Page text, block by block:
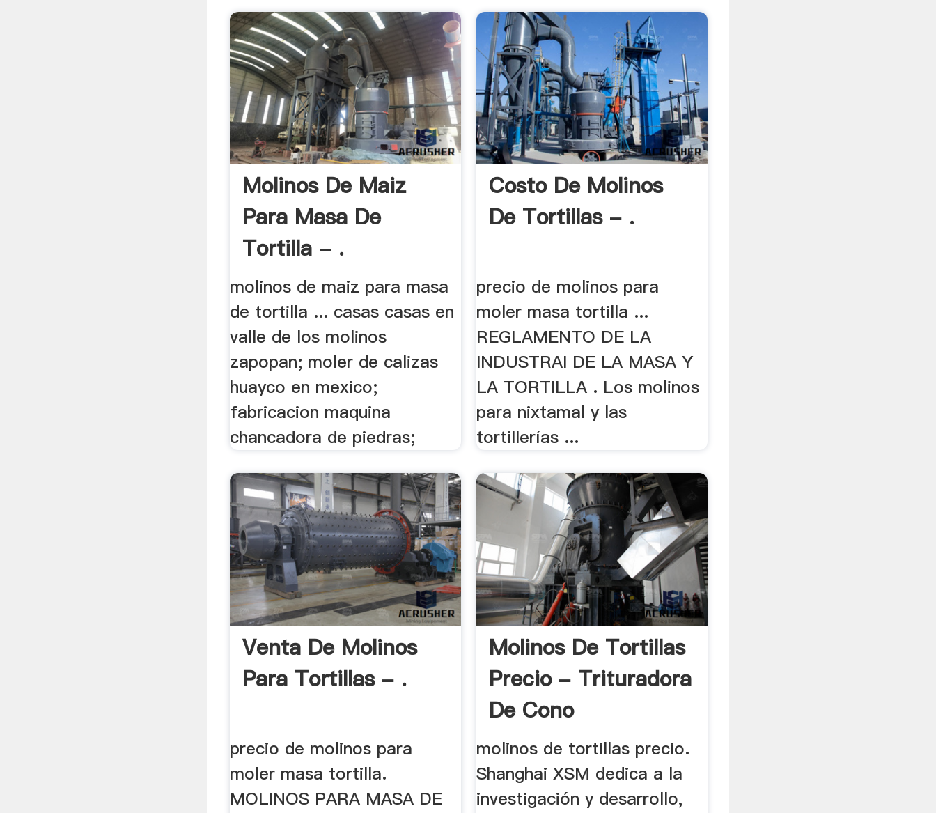
Molinos De Maiz
Para Masa De
Tortilla - .
molinos de maiz para masa
de tortilla ... casas casas en
valle de los molinos
zapopan; moler de calizas
huayco en mexico;
fabricacion maquina
chancadora de piedras;
Costo De Molinos
De Tortillas - .
precio de molinos para
moler masa tortilla ...
REGLAMENTO DE LA
INDUSTRAI DE LA MASA Y
LA TORTILLA . Los molinos
para nixtamal y las
tortillerías ...
Venta De Molinos
Para Tortillas - .
precio de molinos para
moler masa tortilla.
MOLINOS PARA MASA DE
Molinos De Tortillas
Precio - Trituradora
De Cono
molinos de tortillas precio.
Shanghai XSM dedica a la
investigación y desarrollo,